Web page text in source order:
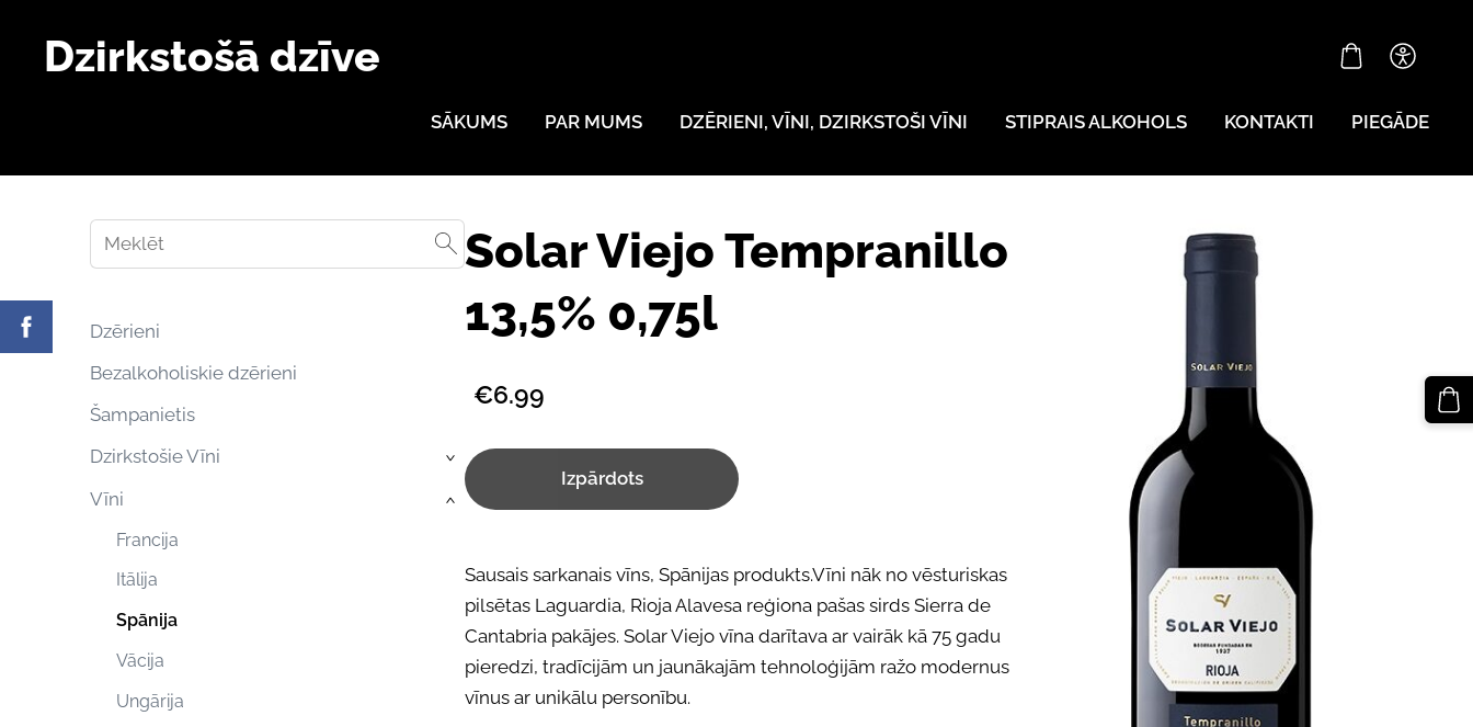
Dzirkstošā dzīve
SĀKUMS PAR MUMS DZĒRIENI, VĪNI, DZIRKSTOŠI VĪNI STIPRAIS ALKOHOLS KONTAKTI PIEGĀDE
Dzērieni
Bezalkoholiskie dzērieni
Šampanietis
Dzirkstošie Vīni
›
Vīni
Francija
Itālija
Spānija
Vācija
Ungārija
›
Solar Viejo Tempranillo
13,5% 0,75l
€6.99
Izpārdots
Sausais sarkanais vīns, Spānijas produkts.Vīni nāk no vēsturiskas
pilsētas Laguardia, Rioja Alavesa reģiona pašas sirdsSierra de
Cantabria pakājes. Solar Viejo vīna darītava ar vairāk kā 75 gadu
pieredzi, tradīcijām un jaunākajām tehnoloģijām ražo modernus
vīnus ar unikālu personību.